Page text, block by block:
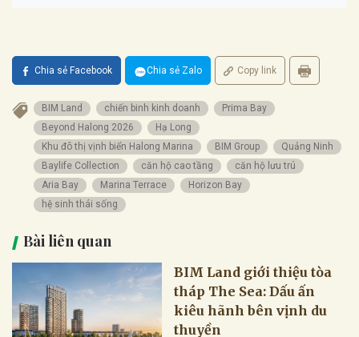
Chia sẻ Facebook Chia sẻ Zalo Copy link
BIM Land chiến binh kinh doanh
Prima Bay
Beyond Halong 2026
Hạ Long
Khu đô thị vịnh biển Halong Marina
BIM Group
Quảng Ninh
Baylife Collection
căn hộ cao tầng
căn hộ lưu trú
Aria Bay
Marina Terrace
Horizon Bay
hệ sinh thái sống
Bài liên quan
BIM Land giới thiệu tòa
tháp The Sea: Dấu ấn
kiêu hãnh bên vịnh du
thuyền